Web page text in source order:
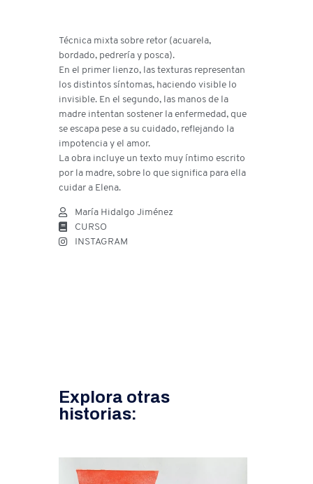
Técnica mixta sobre retor (acuarela,
bordado, pedrería y posca).
En el primer lienzo, las texturas representan
los distintos síntomas, haciendo visible lo
invisible. En el segundo, las manos de la
madre intentan sostener la enfermedad, que
se escapa pese a su cuidado, reflejando la
impotencia y el amor.
La obra incluye un texto muy íntimo escrito
por la madre, sobre lo que significa para ella
cuidar a Elena.
María Hidalgo Jiménez
CURSO
INSTAGRAM
Explora otras
historias: